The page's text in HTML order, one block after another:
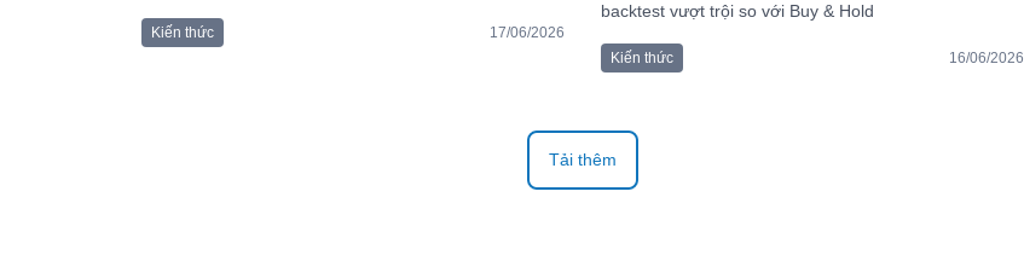
Kiến thức 17/06/2026
backtest vượt trội so với Buy & Hold
Kiến thức 16/06/2026
Tải thêm